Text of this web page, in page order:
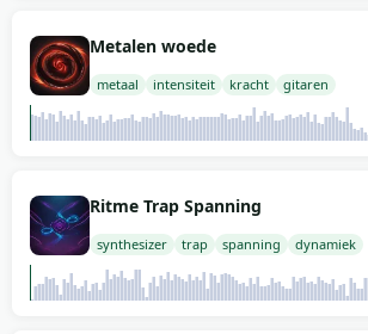
Metalen woede
metaal intensiteit kracht gitaren
Ritme Trap Spanning
synthesizer trap spanning dynamiek